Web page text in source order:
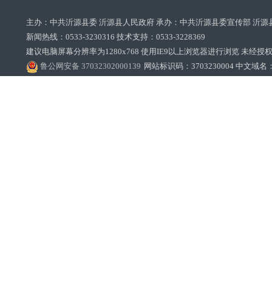
主办：中共沂源县委 沂源县人民政府 承办：中共沂源县委宣传部 沂
新闻热线：0533-3230316 技术支持：0533-3228369‌‌
建议电脑屏幕分辨率为1280x768 使用IE9以上浏览器进行浏览 未经授
鲁公网安备 37032302000139 网站标识码：3703230004 中文域名